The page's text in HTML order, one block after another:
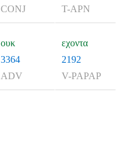
CONJ T-APN
ουκ
3364
ADV
εχοντα
2192
V-PAPAP